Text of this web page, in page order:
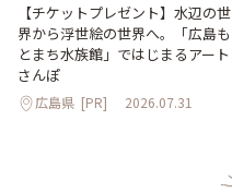
【チケットプレゼント】水辺の世
界から浮世絵の世界へ。「広島も
とまち水族館」ではじまるアート
さんぽ
広島県 [PR] 2026.07.31